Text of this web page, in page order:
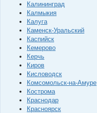
Калининград
Калмыкия
Калуга
Каменск-Уральский
Каспийск
Кемерово
Керчь
Киров
Кисловодск
Комсомольск-на-Амуре
Кострома
Краснодар
Красноярск